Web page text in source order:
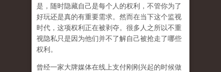
是，随时隐藏自己是每个人的权利，不管你为了
好玩还是真的有重要需求。然而在当下这个监视
时代，这项权利正在被剥夺。很多人之所以不重
视隐私只是因为他们并不了解自己被抢走了哪些
权利。
曾经一家大牌媒体在线上支付刚刚兴起的时候做